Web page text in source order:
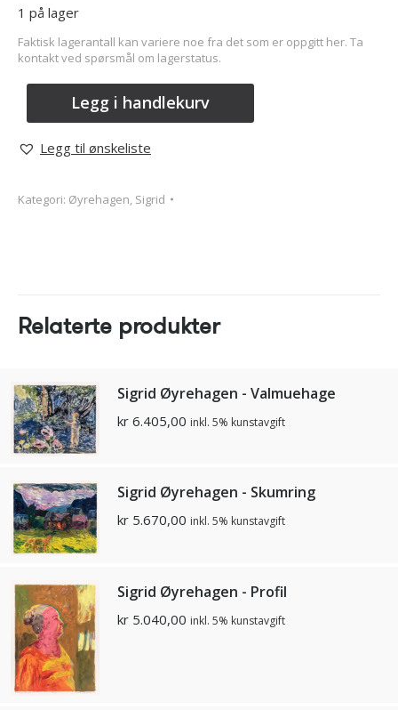
1 på lager
Faktisk lagerantall kan variere noe fra det som er oppgitt her. Ta
kontakt ved spørsmål om lagerstatus.
Legg i handlekurv
Legg til ønskeliste
Kategori: Øyrehagen, Sigrid
Relaterte produkter
Sigrid Øyrehagen - Valmuehage
kr 6.405,00 inkl. 5% kunstavgift
Sigrid Øyrehagen - Skumring
kr 5.670,00 inkl. 5% kunstavgift
Sigrid Øyrehagen - Profil
kr 5.040,00 inkl. 5% kunstavgift